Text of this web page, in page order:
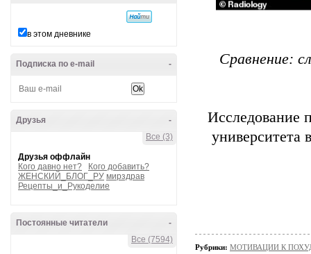
в этом дневнике
-
Подписка по e-mail
-
Друзья
Все (3)
Друзья оффлайн
Кого давно нет?
Кого добавить?
ЖЕНСКИЙ_БЛОГ_РУ мирздрав
Рецепты_и_Рукоделие
-
Постоянные читатели
Все (7594)
Сравнение:
Исследование
университета
Рубрики: МОТИВАЦИИ К